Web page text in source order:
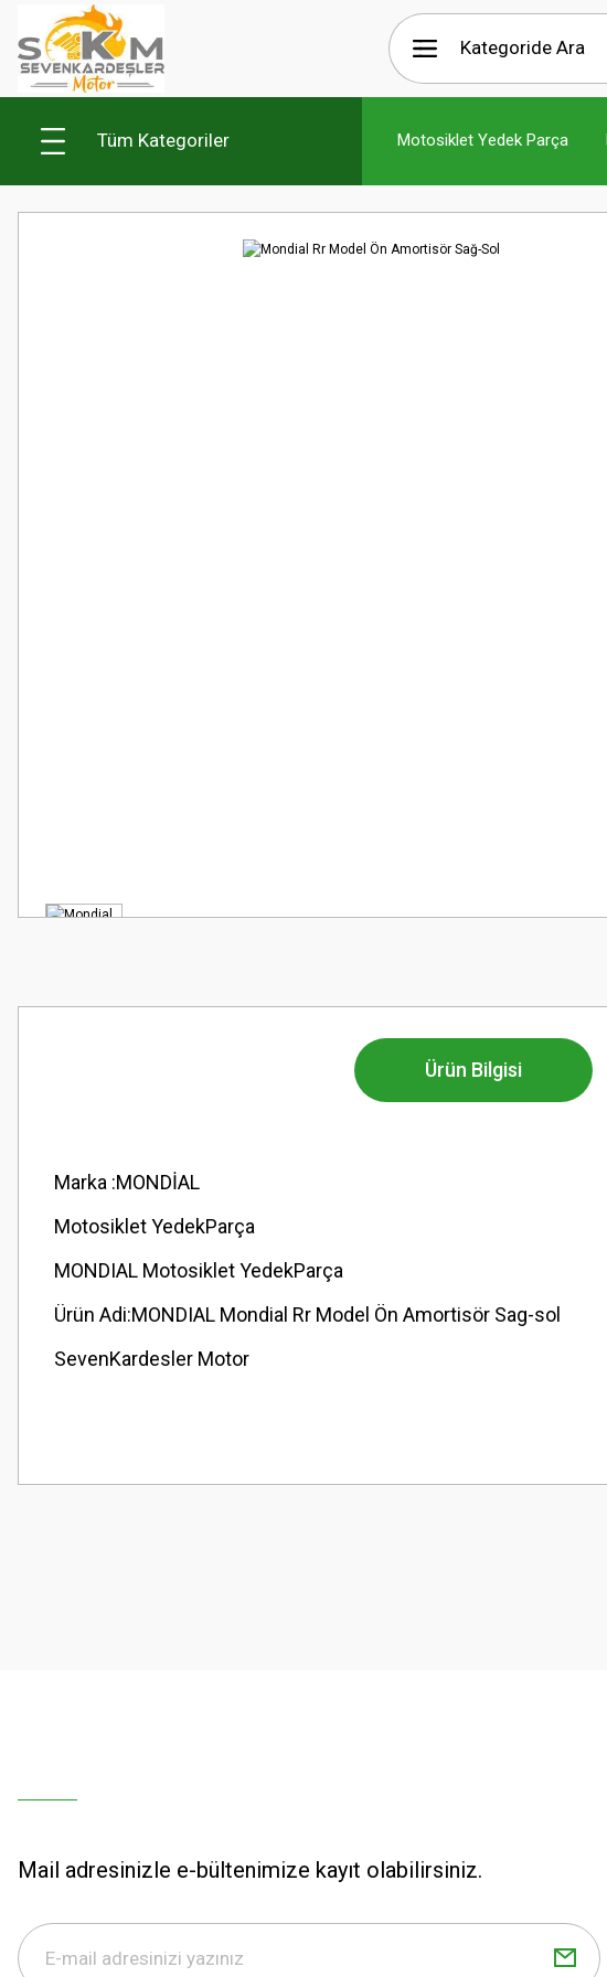
Tüm Kategoriler Motosiklet Yedek Parça
Ürün Bilgisi
Marka :MONDİAL
Motosiklet YedekParça
MONDIAL Motosiklet YedekParça
Ürün Adi:MONDIAL Mondial Rr Model Ön Amortisör Sag-sol
SevenKardesler Motor
Mail adresinizle e-bültenimize kayıt olabilirsiniz.